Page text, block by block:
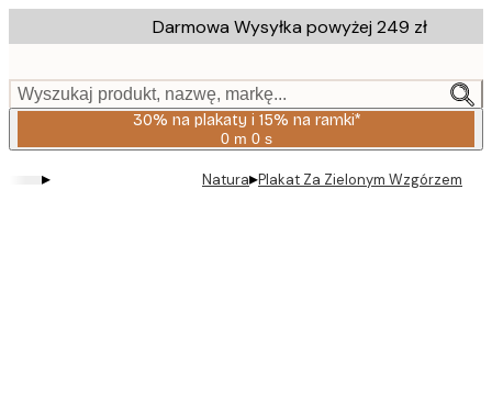
to
content.
Darmowa Wysyłka powyżej 249 zł
Wyszukaj produkt, nazwę, markę...
30% na plakaty i 15% na ramki*
0 m 0 s
Ważny
2026-
▸ Natura▸Plakat Za Zielonym Wzgórzem